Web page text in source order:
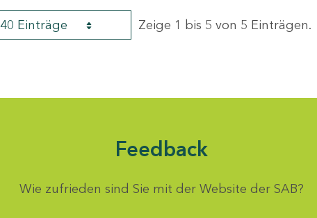
40 Einträge Zeige 1 bis 5 von 5 Einträgen.
Feedback
Wie zufrieden sind Sie mit der Website der SAB?